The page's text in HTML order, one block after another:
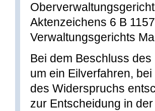
Aktenzeichens 6 B
Verwaltungsgerichts
Bei dem Beschluss
um ein Eilverfahren,
des Widerspruchs
zur Entscheidung in